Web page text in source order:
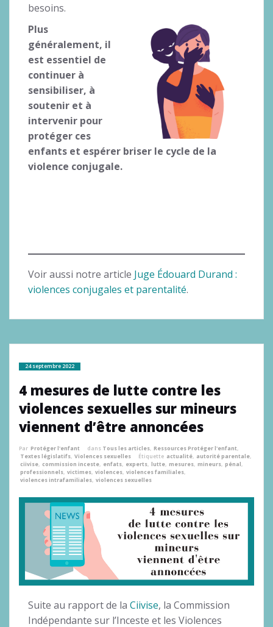
besoins.
Plus
généralement, il
est essentiel de
continuer à
sensibiliser, à
soutenir et à
intervenir pour
protéger ces
enfants et espérer briser le cycle de la
violence conjugale.
Voir aussi notre article Juge Édouard Durand :
violences conjugales et parentalité.
24 septembre 2022
4 mesures de lutte contre les
violences sexuelles sur mineurs
viennent d’être annoncées
Par Protéger l'enfant dans Tous les articles, Ressources Protéger l'enfant,
Textes législatifs, Violences sexuelles Étiquette actualité, autorité parentale,
ciivise, commission inceste, enfats, experts, lutte, mesures, mineurs, pénal,
professionnels, victimes, violences, violences familiales,
violences intrafamiliales, violences sexuelles
Suite au rapport de la Ciivise, la Commission
Indépendante sur l’Inceste et les Violences